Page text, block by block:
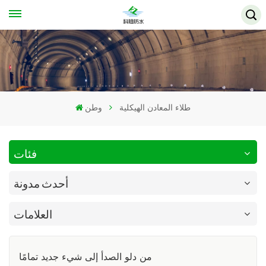
وطن طلاء المعادن الهيكلية
فئات
أحدث مدونة
العلامات
من دلو الصدأ إلى شيء جديد تمامًا